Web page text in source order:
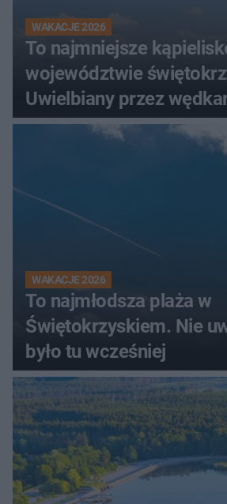
WAKACJE 2026
To najmniejsze
województwie
Uwielbiany przez
turystów
WAKACJE 2026
To najmłodsza plaża w
Świętokrzyskiem. Nie
było tu wcześniej